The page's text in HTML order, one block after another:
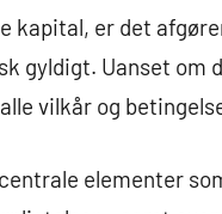
kapital, er det
gyldigt. Uanset om
vilkår og
elementer